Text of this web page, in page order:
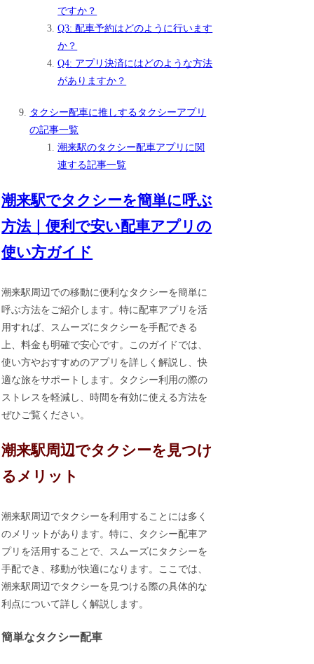
ですか？
Q3: 配車予約はどのように行います
か？
Q4: アプリ決済にはどのような方法
がありますか？
タクシー配車に推しするタクシーアプリ
の記事一覧
潮来駅のタクシー配車アプリに関
連する記事一覧
潮来駅でタクシーを簡単に呼ぶ
方法｜便利で安い配車アプリの
使い方ガイド
潮来駅周辺での移動に便利なタクシーを簡単に
呼ぶ方法をご紹介します。特に配車アプリを活
用すれば、スムーズにタクシーを手配できる
上、料金も明確で安心です。このガイドでは、
使い方やおすすめのアプリを詳しく解説し、快
適な旅をサポートします。タクシー利用の際の
ストレスを軽減し、時間を有効に使える方法を
ぜひご覧ください。
潮来駅周辺でタクシーを見つけ
るメリット
潮来駅周辺でタクシーを利用することには多く
のメリットがあります。特に、タクシー配車ア
プリを活用することで、スムーズにタクシーを
手配でき、移動が快適になります。ここでは、
潮来駅周辺でタクシーを見つける際の具体的な
利点について詳しく解説します。
簡単なタクシー配車